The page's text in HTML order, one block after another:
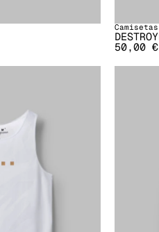
Camisetas
50,00 €